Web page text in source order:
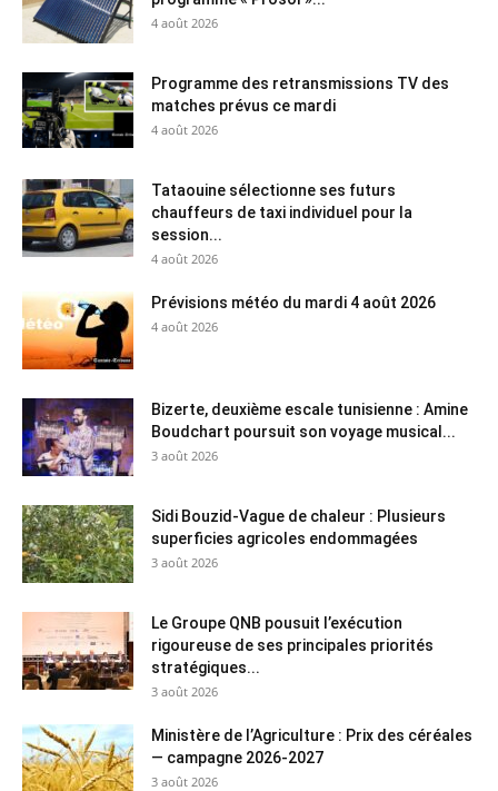
4 août 2026
Programme des retransmissions TV des
matches prévus ce mardi
4 août 2026
Tataouine sélectionne ses futurs
chauffeurs de taxi individuel pour la
session...
4 août 2026
Prévisions météo du mardi 4 août 2026
4 août 2026
Bizerte, deuxième escale tunisienne : Amine
Boudchart poursuit son voyage musical...
3 août 2026
Sidi Bouzid-Vague de chaleur : Plusieurs
superficies agricoles endommagées
3 août 2026
Le Groupe QNB pousuit l’exécution
rigoureuse de ses principales priorités
stratégiques...
3 août 2026
Ministère de l’Agriculture : Prix des céréales
— campagne 2026-2027
3 août 2026